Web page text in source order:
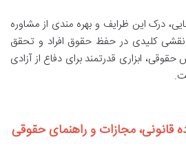
درک این ظرایف و بهره مندی از مشاوره
کلیدی در حفظ حقوق افراد و تحقق
حقوقی، ابزاری قدرتمند برای دفاع از آزادی
قانونی، مجازات و راهنمای حقوقی